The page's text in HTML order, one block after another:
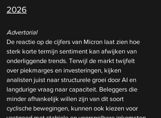
2026
Advertorial
De reactie op de cijfers van Micron laat zien hoe
sterk korte termijn sentiment kan afwijken van
onderliggende trends. Terwijl de markt twijfelt
over piekmarges en investeringen, kijken
analisten juist naar structurele groei door AI en
langdurige vraag naar capaciteit. Beleggers die
minder afhankelijk willen zijn van dit soort
cyclische bewegingen, kunnen ook kiezen voor